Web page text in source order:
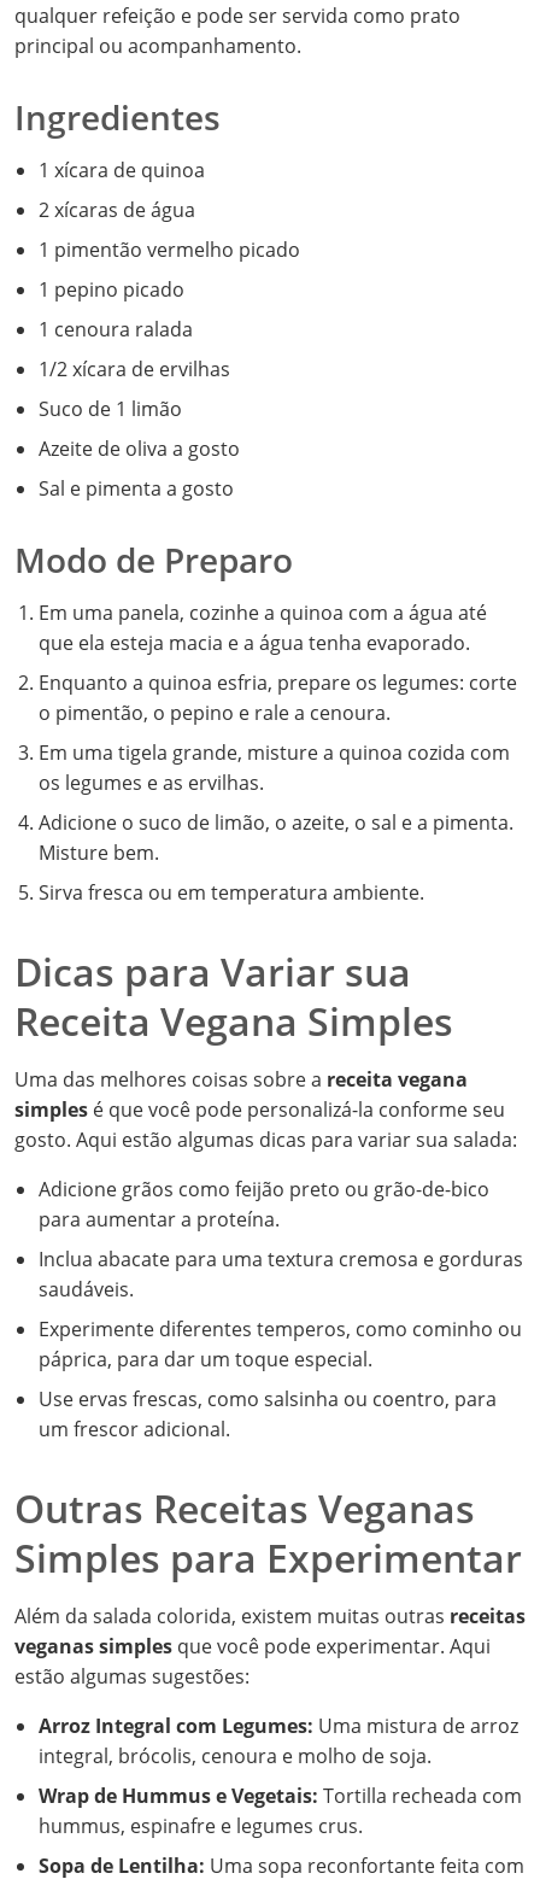
qualquer refeição e pode ser servida como prato
principal ou acompanhamento.
Ingredientes
1 xícara de quinoa
2 xícaras de água
1 pimentão vermelho picado
1 pepino picado
1 cenoura ralada
1/2 xícara de ervilhas
Suco de 1 limão
Azeite de oliva a gosto
Sal e pimenta a gosto
Modo de Preparo
Em uma panela, cozinhe a quinoa com a água até
que ela esteja macia e a água tenha evaporado.
Enquanto a quinoa esfria, prepare os legumes: corte
o pimentão, o pepino e rale a cenoura.
Em uma tigela grande, misture a quinoa cozida com
os legumes e as ervilhas.
Adicione o suco de limão, o azeite, o sal e a pimenta.
Misture bem.
Sirva fresca ou em temperatura ambiente.
Dicas para Variar sua
Receita Vegana Simples
Uma das melhores coisas sobre a receita vegana
simples é que você pode personalizá-la conforme seu
gosto. Aqui estão algumas dicas para variar sua salada:
Adicione grãos como feijão preto ou grão-de-bico
para aumentar a proteína.
Inclua abacate para uma textura cremosa e gorduras
saudáveis.
Experimente diferentes temperos, como cominho ou
páprica, para dar um toque especial.
Use ervas frescas, como salsinha ou coentro, para
um frescor adicional.
Outras Receitas Veganas
Simples para Experimentar
Além da salada colorida, existem muitas outras receitas
veganas simples que você pode experimentar. Aqui
estão algumas sugestões:
Arroz Integral com Legumes: Uma mistura de arroz
integral, brócolis, cenoura e molho de soja.
Wrap de Hummus e Vegetais: Tortilla recheada com
hummus, espinafre e legumes crus.
Sopa de Lentilha: Uma sopa reconfortante feita com